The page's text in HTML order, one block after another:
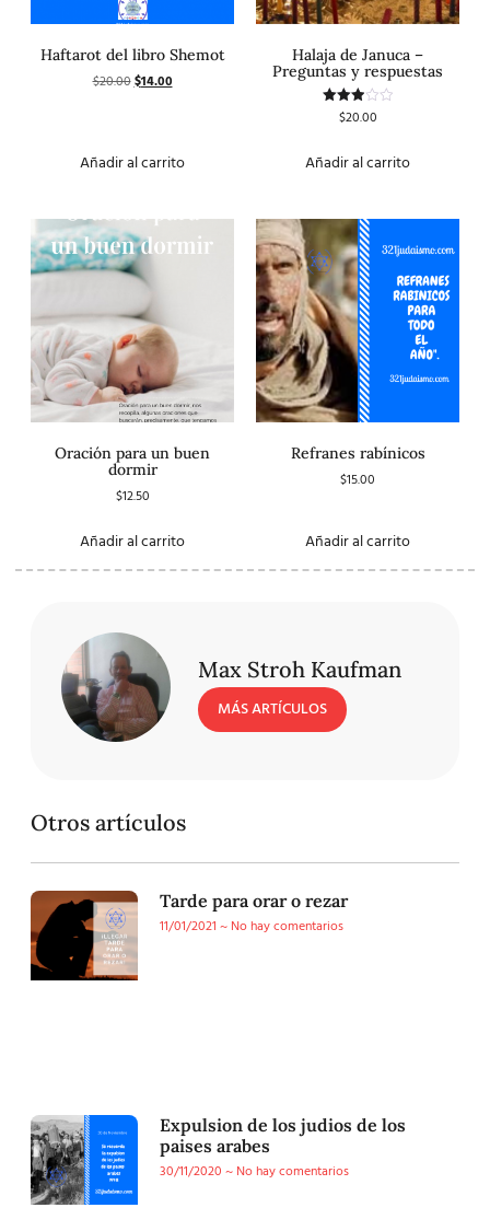
Haftarot del libro Shemot
$20.00$14.00
Añadir al carrito
Halaja de Januca –
Preguntas y respuestas
Valorado
con
$20.00
Añadir al carrito
Oración para un buen
dormir
$12.50
Añadir al carrito
Refranes rabínicos
$15.00
Añadir al carrito
Max Stroh Kaufman
MÁS ARTÍCULOS
Otros artículos
Tarde para orar o rezar
11/01/2021
No hay comentarios
Expulsion de los judios de los
paises arabes
30/11/2020
No hay comentarios